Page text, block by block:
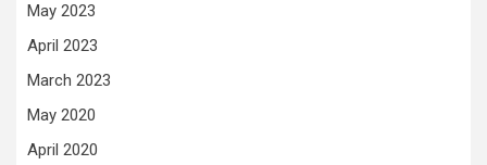
May 2023
April 2023
March 2023
May 2020
April 2020